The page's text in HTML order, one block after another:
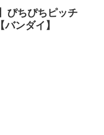
ぴちぴちピッチ
ンダイ】